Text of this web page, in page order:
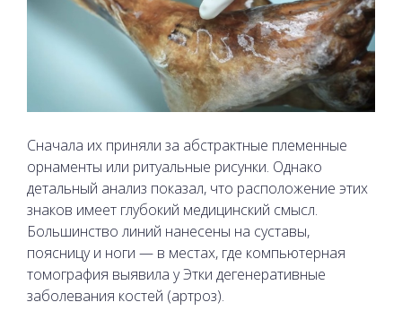
Сначала их приняли за абстрактные племенные
орнаменты или ритуальные рисунки. Однако
детальный анализ показал, что расположение этих
знаков имеет глубокий медицинский смысл.
Большинство линий нанесены на суставы,
поясницу и ноги — в местах, где компьютерная
томография выявила у Этки дегенеративные
заболевания костей (артроз).